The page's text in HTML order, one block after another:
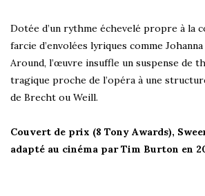
Dotée d’un rythme échevelé propre à la
farcie d’envolées lyriques comme
Around, l’œuvre insuffle un suspense de
tragique proche de l’opéra à une
de Brecht ou Weill.
Couvert de prix (8 Tony Awards),
adapté au cinéma par Tim Burton en